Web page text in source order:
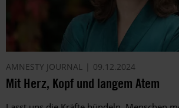
AMNESTY JOURNAL 09.12.2024
Mit Herz, Kopf und langem Atem